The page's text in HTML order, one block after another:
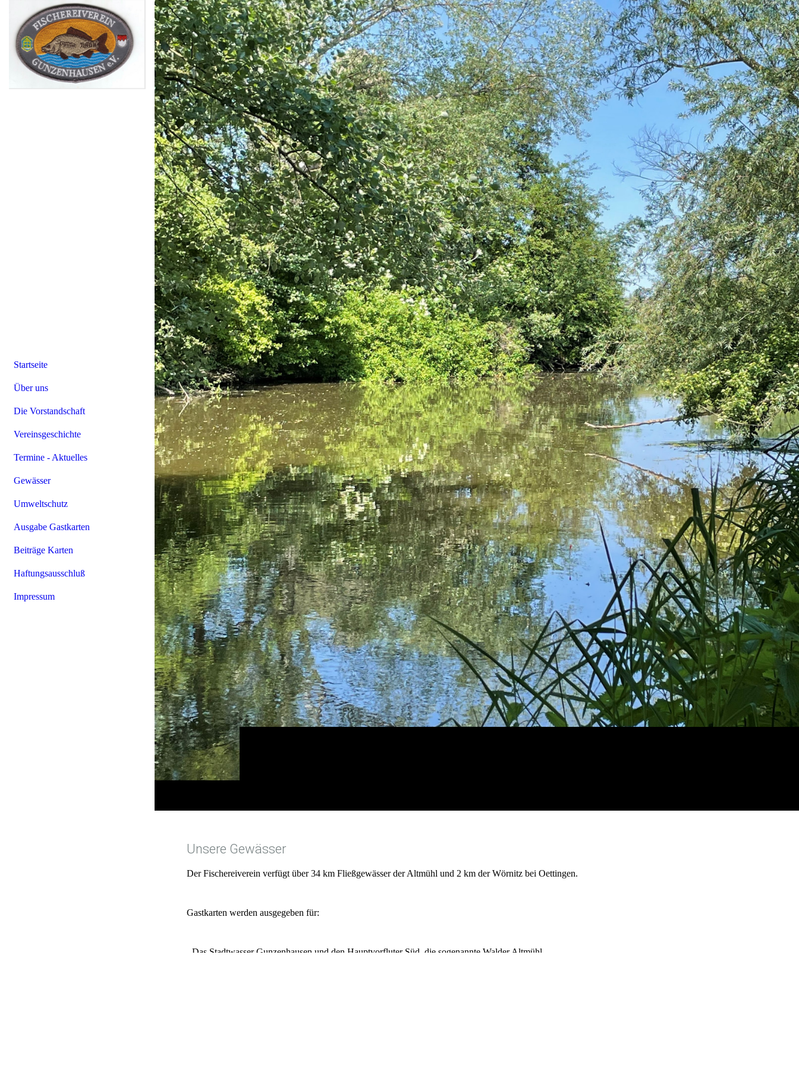
Unsere Gewässer
Der Fischereiverein verfügt über 34 km Fließgewässer der Altmühl und 2 km der Wörnitz bei Oettingen.
Gastkarten werden ausgegeben für:
- Das Stadtwasser Gunzenhausen und den Hauptvorfluter Süd, die sogenannte Walder Altmühl.
Startseite
Über uns
Die Vorstandschaft
Vereinsgeschichte
Termine - Aktuelles
Gewässer
Umweltschutz
Ausgabe Gastkarten
Beiträge Karten
Haftungsausschluß
Impressum